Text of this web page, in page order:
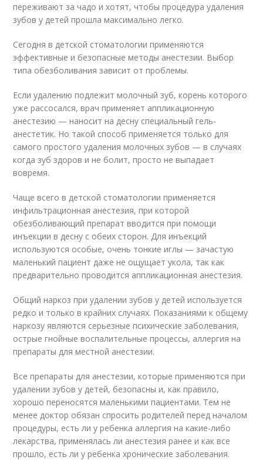
переживают за чадо и хотят, чтобы процедура удаления
зубов у детей прошла максимально легко.
Сегодня в детской стоматологии применяются
эффективные и безопасные методы анестезии. Выбор
типа обезболивания зависит от проблемы.
Если удалению подлежит молочный зуб, корень которого
уже рассосался, врач применяет аппликационную
анестезию — наносит на десну специальный гель-
анестетик. Но такой способ применяется только для
самого простого удаления молочных зубов — в случаях
когда зуб здоров и не болит, просто не выпадает
вовремя.
Чаще всего в детской стоматологии применяется
инфильтрационная анестезия, при которой
обезболивающий препарат вводится при помощи
инъекции в десну с обеих сторон. Для инъекций
используются особые, очень тонкие иглы — зачастую
маленький пациент даже не ощущает укола, так как
предварительно проводится аппликационная анестезия.
Общий наркоз при удалении зубов у детей используется
редко и только в крайних случаях. Показаниями к общему
наркозу являются серьезные психические заболевания,
острые гнойные воспалительные процессы, аллергия на
препараты для местной анестезии.
Все препараты для анестезии, которые применяются при
удалении зубов у детей, безопасны и, как правило,
хорошо переносятся маленькими пациентами. Тем не
менее доктор обязан спросить родителей перед началом
процедуры, есть ли у ребенка аллергия на какие-либо
лекарства, применялась ли анестезия ранее и как все
прошло, есть ли у ребенка хронические заболевания.